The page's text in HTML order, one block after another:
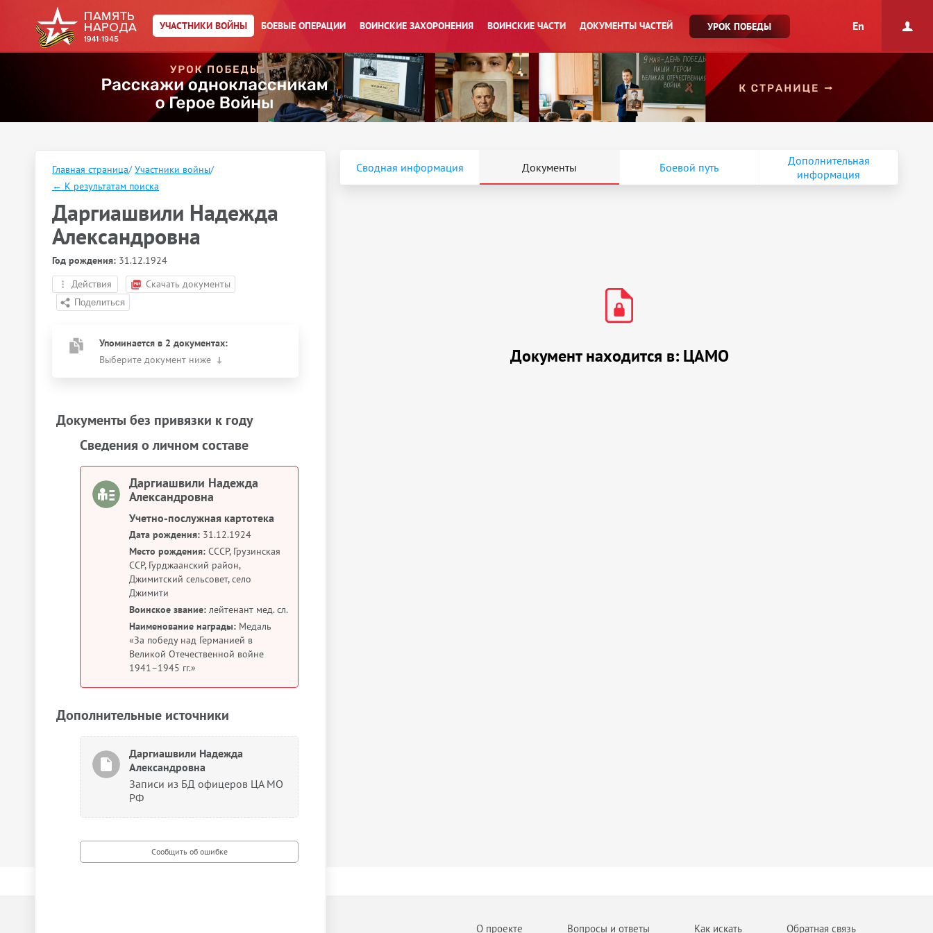
УЧАСТНИКИ ВОЙНЫ БОЕВЫЕ ОПЕРАЦИИ ВОИНСКИЕ ЗАХОРОНЕНИЯ ВОИНСКИЕ ЧАСТИ ДОКУМЕНТЫ ЧАСТЕЙ УРОК ПОБЕДЫ En
Главная страница/ Участники войны/
← К результатам поиска
Даргиашвили Надежда
Александровна
Год рождения: 31.12.1924
Действия
Скачать документы
Упоминается в 2 документах:
Выберите документ ниже
Документы без привязки к году
Сведения о личном составе
Даргиашвили Надежда
Александровна
Учетно-послужная картотека
Дата рождения: 31.12.1924
Место рождения: СССР, Грузинская
ССР, Гурджаанский район,
Джимитский сельсовет, село
Джимити
Воинское звание: лейтенант мед. сл.
Наименование награды: Медаль
«За победу над Германией в
Великой Отечественной войне
1941–1945 гг.»
Дополнительные источники
Даргиашвили Надежда
Александровна
Записи из БД офицеров ЦА МО
РФ
Сводная информация Документы Боевой путь
Дополнительная
информация
Документ находится в: ЦАМО
О проекте Вопросы и ответы Как искать Обратная связь